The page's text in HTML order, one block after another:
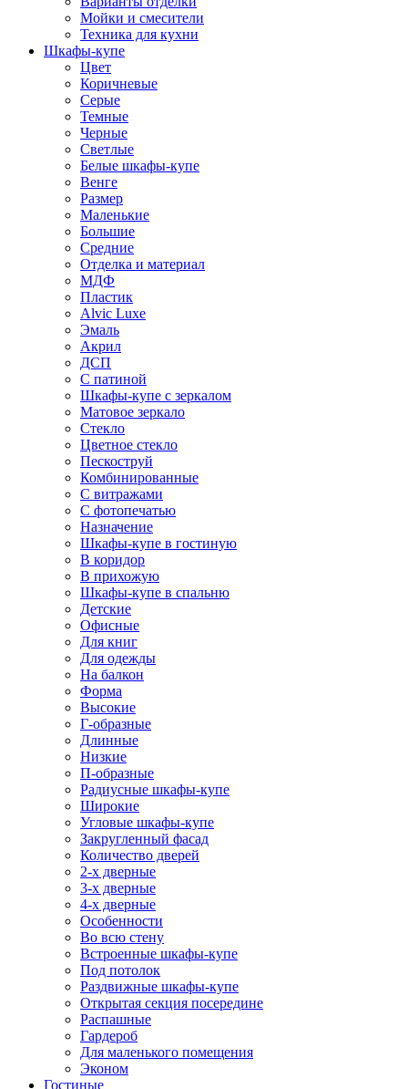
Мойки и смесители
Техника для кухни
Шкафы-купе
Цвет
Коричневые
Серые
Темные
Черные
Светлые
Белые шкафы-купе
Венге
Размер
Маленькие
Большие
Средние
Отделка и материал
МДФ
Пластик
Alvic Luxe
Эмаль
Акрил
ДСП
С патиной
Шкафы-купе с зеркалом
Матовое зеркало
Стекло
Цветное стекло
Пескоструй
Комбинированные
С витражами
С фотопечатью
Назначение
Шкафы-купе в гостиную
В коридор
В прихожую
Шкафы-купе в спальню
Детские
Офисные
Для книг
Для одежды
На балкон
Форма
Высокие
Г-образные
Длинные
Низкие
П-образные
Радиусные шкафы-купе
Широкие
Угловые шкафы-купе
Закругленный фасад
Количество дверей
2-х дверные
3-х дверные
4-х дверные
Особенности
Во всю стену
Встроенные шкафы-купе
Под потолок
Раздвижные шкафы-купе
Открытая секция посередине
Распашные
Гардероб
Для маленького помещения
Эконом
Гостиные